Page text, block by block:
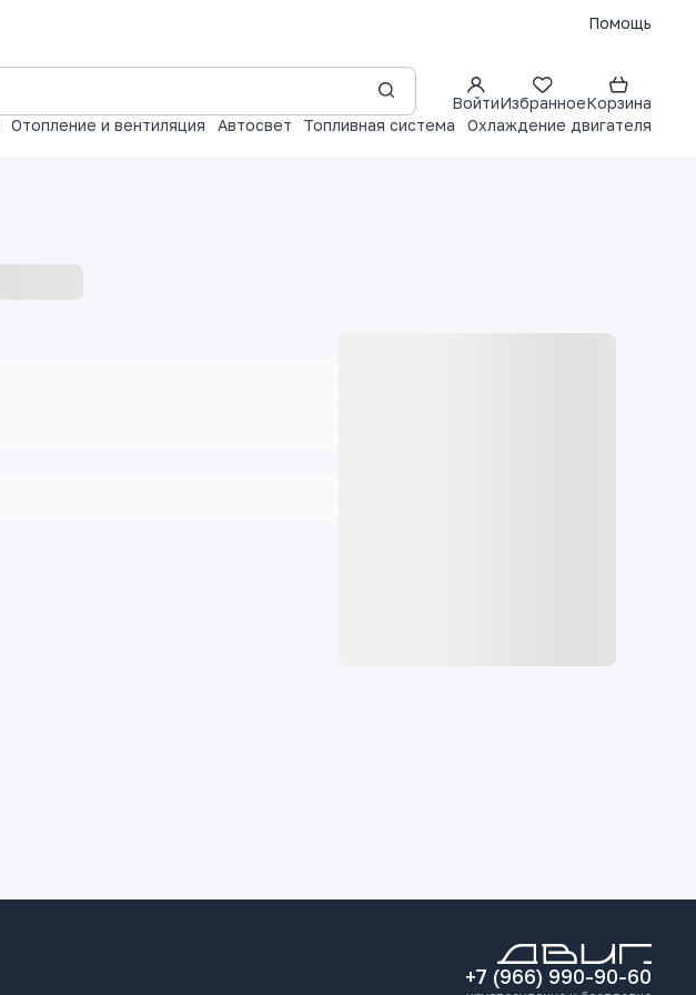
Помощь
ВойтиИзбранноеКорзина
Отопление и вентиляция Автосвет Топливная система Охлаждение двигателя
+7 (966) 990-90-60